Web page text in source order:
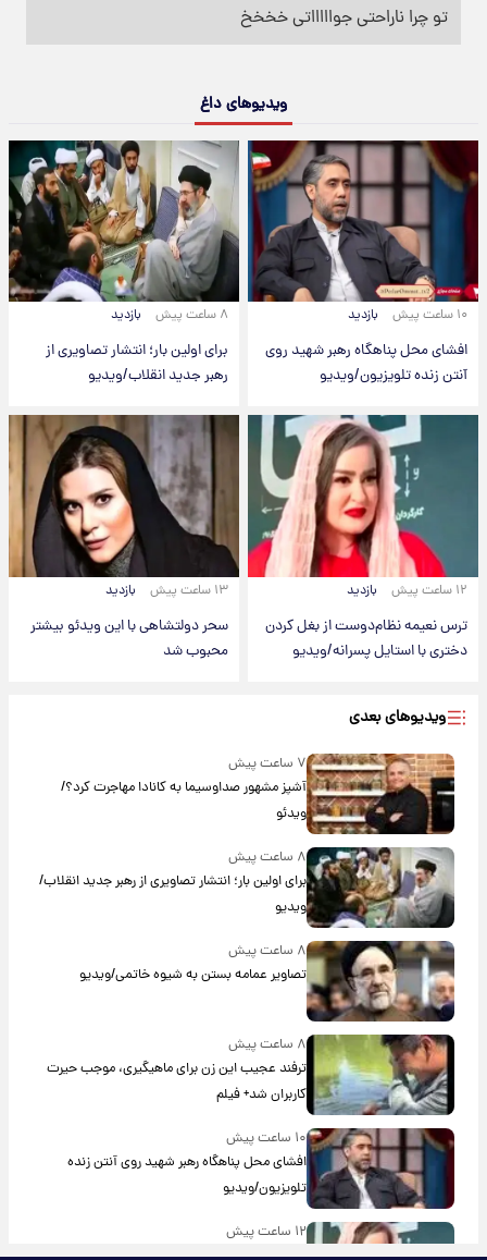
تو چرا ناراحتی جواااااتی خخخخ
ویدیوهای داغ
۱۰ ساعت پیش بازدید
افشای محل پناهگاه‌ رهبر شهید روی
آنتن زنده تلویزیون/ویدیو
۸ ساعت پیش بازدید
برای اولین بار؛ انتشار تصاویری از
رهبر جدید انقلاب/ویدیو
۱۲ ساعت پیش بازدید
ترس نعیمه نظام‌دوست از بغل کردن
دختری با استایل پسرانه/ویدیو
۱۳ ساعت پیش بازدید
سحر دولتشاهی با این ویدئو بیشتر
محبوب شد
ویدیوهای بعدی
۷ ساعت پیش
آشپز مشهور صداوسیما به کانادا مهاجرت کرد؟/
ویدئو
۸ ساعت پیش
برای اولین بار؛ انتشار تصاویری از رهبر جدید انقلاب/
ویدیو
۸ ساعت پیش
تصاویر عمامه بستن به شیوه خاتمی/ویدیو
۸ ساعت پیش
ترفند عجیب این زن برای ماهیگیری، موجب حیرت
کاربران شد+ فیلم
۱۰ ساعت پیش
افشای محل پناهگاه‌ رهبر شهید روی آنتن زنده
تلویزیون/ویدیو
۱۲ ساعت پیش